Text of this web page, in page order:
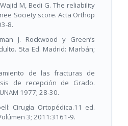
M, Bedi G. The reliability
Society score. Acta Orthop
8.
J. Rockwood y Green’s
5ta Ed. Madrid: Marbán;
de las fracturas de
de recepción de Grado.
1977; 28-30.
Cirugía Ortopédica.11 ed.
3; 2011:3161-9.